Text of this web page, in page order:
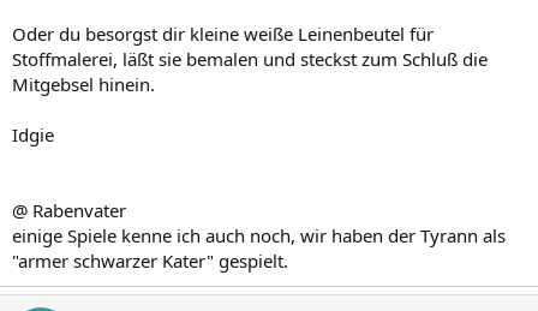
Oder du besorgst dir kleine weiße Leinenbeutel für
Stoffmalerei, läßt sie bemalen und steckst zum Schluß die
Mitgebsel hinein.
Idgie
@ Rabenvater
einige Spiele kenne ich auch noch, wir haben der Tyrann als
"armer schwarzer Kater" gespielt.